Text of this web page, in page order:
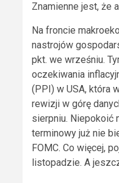
Znamienne jest, że
Na froncie
nastrojów
pkt. we wrześniu.
oczekiwania
(PPI) w USA, która
rewizji w górę
sierpniu. Niepokoić
terminowy już nie
FOMC. Co więcej,
listopadzie. A